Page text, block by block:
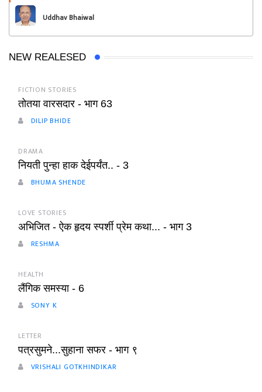
Uddhav Bhaiwal
NEW REALESED
FICTION STORIES
तोतया वारसदार - भाग 63
DILIP BHIDE
DRAMA
नियती पुन्हा हाक देईपर्यंत.. - 3
BHUMA SHENDE
LOVE STORIES
अभिजित - ऐक हृदय स्पर्शी प्रेम कथा... - भाग 3
RESHMA
HEALTH
लैंगिक समस्या - 6
SONY K
LETTER
पत्रसुमने...सुहाना सफर - भाग ९
VRISHALI GOTKHINDIKAR